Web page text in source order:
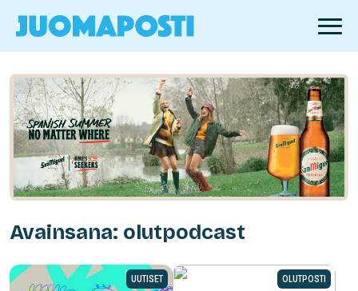
Avainsana: olutpodcast
UUTISET OLUTPOSTI